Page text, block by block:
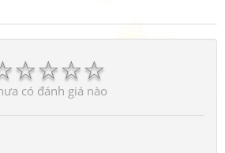
☆
☆
☆
☆
có đánh giá nào